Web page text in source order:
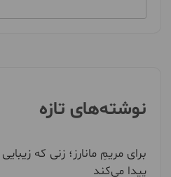
نوشته‌های تازه
برای مریمِ مانارز؛ زنی که
پیدا می‌کند